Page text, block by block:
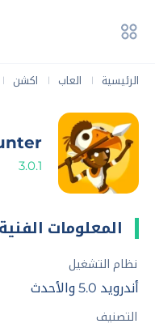
الرئيسية | العاب | اكشن |
3.0.1
المعلومات الفنية
نظام التشغيل
أندرويد 5.0 والأحدث
التصنيف